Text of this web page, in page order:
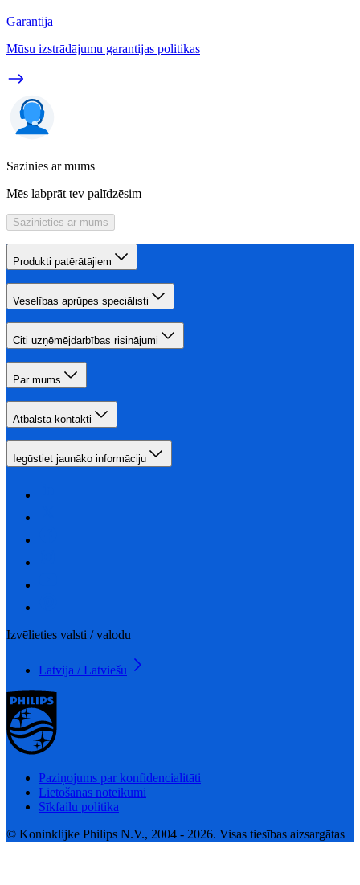
Garantija
Mūsu izstrādājumu garantijas politikas
Sazinies ar mums
Mēs labprāt tev palīdzēsim
Sazinieties ar mums
Produkti patērātājiem
Veselības aprūpes speciālisti
Citi uzņēmējdarbības risinājumi
Par mums
Atbalsta kontakti
Iegūstiet jaunāko informāciju
Izvēlieties valsti / valodu
Latvija / Latviešu
Paziņojums par konfidencialitāti
Lietošanas noteikumi
Sīkfailu politika
© Koninklijke Philips N.V., 2004 - 2026. Visas tiesības aizsargātas